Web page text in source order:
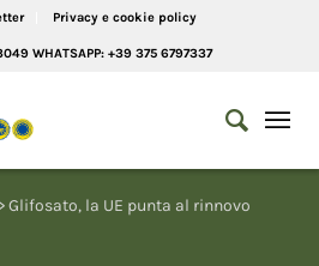
Privacy e cookie policy
WHATSAPP: +39 375 6797337
> Glifosato, la UE punta al rinnovo